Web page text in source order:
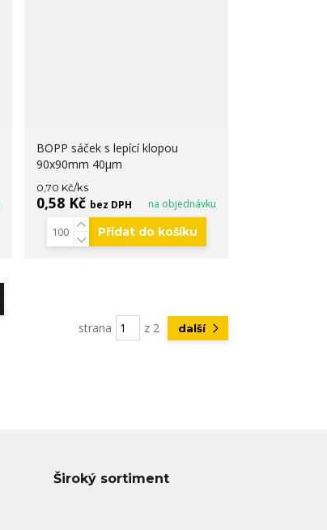
BOPP sáček s lepící klopou
90x90mm 40µm
0,70 Kč/ks
0,58 Kč bez DPH na objednávku
Přidat do košíku
strana z 2 další
Široký sortiment